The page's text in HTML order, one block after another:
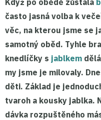
často jasná volba k
věc, na kterou jsme se
samotný oběd. Tyhle
knedlíčky s jablkem
my jsme je milovaly.
děti. Základ je
tvaroh a kousky jablka.
dávka rozpuštěného